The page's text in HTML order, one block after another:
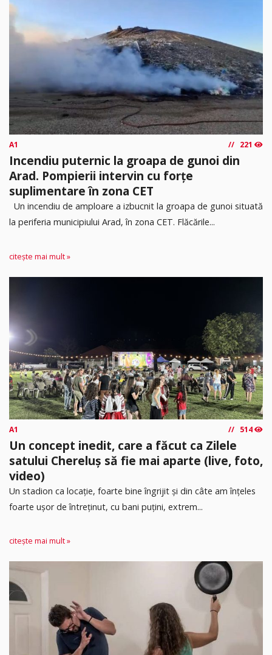
A1 221
Incendiu puternic la groapa de gunoi din
Arad. Pompierii intervin cu forțe
suplimentare în zona CET
Un incendiu de amploare a izbucnit la groapa de gunoi situată
la periferia municipiului Arad, în zona CET. Flăcările...
citește mai mult »
A1 514
Un concept inedit, care a făcut ca Zilele
satului Chereluș să fie mai aparte (live, foto,
video)
Un stadion ca locație, foarte bine îngrijit și din câte am înțeles
foarte ușor de întreținut, cu bani puțini, extrem...
citește mai mult »